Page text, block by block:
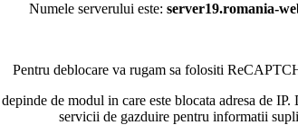
Numele serverului este: server19.romania-
Pentru deblocare va rugam sa folositi
de modul in care este blocata adresa de
servicii de gazduire pentru informatii